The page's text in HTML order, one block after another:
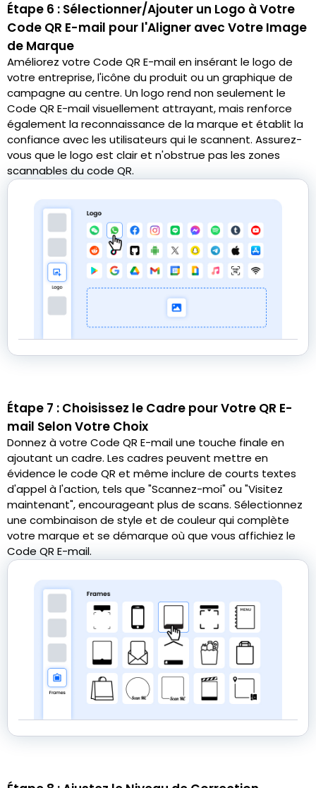
Étape 6 : Sélectionner/Ajouter un Logo à Votre
Code QR E-mail pour l'Aligner avec Votre Image
de Marque
Améliorez votre Code QR E-mail en insérant le logo de
votre entreprise, l'icône du produit ou un graphique de
campagne au centre. Un logo rend non seulement le
Code QR E-mail visuellement attrayant, mais renforce
également la reconnaissance de la marque et établit la
confiance avec les utilisateurs qui le scannent. Assurez-
vous que le logo est clair et n'obstrue pas les zones
scannables du code QR.
Étape 7 : Choisissez le Cadre pour Votre QR E-
mail Selon Votre Choix
Donnez à votre Code QR E-mail une touche finale en
ajoutant un cadre. Les cadres peuvent mettre en
évidence le code QR et même inclure de courts textes
d'appel à l'action, tels que "Scannez-moi" ou "Visitez
maintenant", encourageant plus de scans. Sélectionnez
une combinaison de style et de couleur qui complète
votre marque et se démarque où que vous affichiez le
Code QR E-mail.